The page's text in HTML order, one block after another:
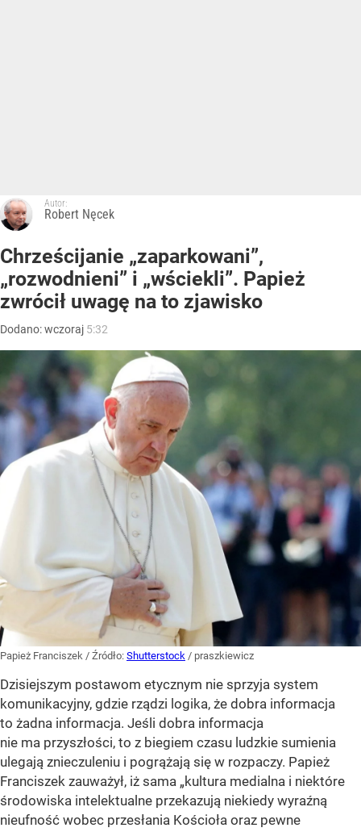
Autor:
Robert Nęcek
Chrześcijanie „zaparkowani”,
„rozwodnieni” i „wściekli”. Papież
zwrócił uwagę na to zjawisko
Dodano:wczoraj 5:32
Papież Franciszek / Źródło: Shutterstock / praszkiewicz
Dzisiejszym postawom etycznym nie sprzyja system
komunikacyjny, gdzie rządzi logika, że dobra informacja
to żadna informacja. Jeśli dobra informacja
nie ma przyszłości, to z biegiem czasu ludzkie sumienia
ulegają znieczuleniu i pogrążają się w rozpaczy. Papież
Franciszek zauważył, iż sama „kultura medialna i niektóre
środowiska intelektualne przekazują niekiedy wyraźną
nieufność wobec przesłania Kościoła oraz pewne